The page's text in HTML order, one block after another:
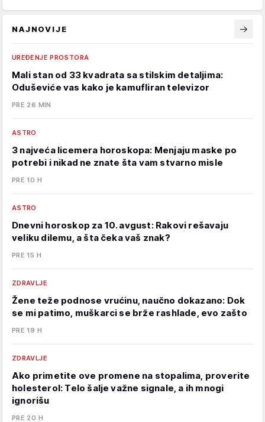
NAJNOVIJE
UREĐENJE PROSTORA
Mali stan od 33 kvadrata sa stilskim detaljima:
Oduševiće vas kako je kamufliran televizor
PRE 26 MIN
ASTRO
3 najveća licemera horoskopa: Menjaju maske po
potrebi i nikad ne znate šta vam stvarno misle
PRE 10 H
ASTRO
Dnevni horoskop za 10. avgust: Rakovi rešavaju
veliku dilemu, a šta čeka vaš znak?
PRE 15 H
ZDRAVLJE
Žene teže podnose vrućinu, naučno dokazano: Dok
se mi patimo, muškarci se brže rashlade, evo zašto
PRE 19 H
ZDRAVLJE
Ako primetite ove promene na stopalima, proverite
holesterol: Telo šalje važne signale, a ih mnogi
ignorišu
PRE 20 H